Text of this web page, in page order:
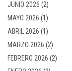
JUNIO 2026 (2)
MAYO 2026 (1)
ABRIL 2026 (1)
MARZO 2026 (2)
FEBRERO 2026 (2)